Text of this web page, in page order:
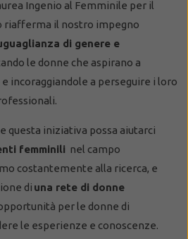
Ingenio al Femminile per il
riafferma il nostro impegno
di genere e
le donne che aspirano a
incoraggiandole a perseguire i loro
questa iniziativa possa aiutarci
femminili nel campo
costantemente alla ricerca, e
di una rete di donne
per le donne di
le esperienze e conoscenze.